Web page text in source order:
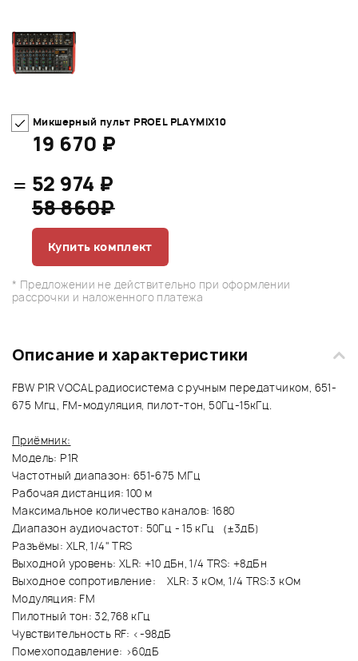
Микшерный пульт PROEL PLAYMIX10
19 670 ₽
= 52 974 ₽
58 860₽
Купить комплект
* Предложении не действительно при оформлении
рассрочки и наложенного платежа
Описание и характеристики
FBW P1R VOCAL радиосистема с ручным передатчиком, 651-
675 Мгц, FM-модуляция, пилот-тон, 50Гц-15кГц.
Приёмник:
Модель: P1R
Частотный диапазон: 651-675 МГц
Рабочая дистанция: 100 м
Максимальное количество каналов: 1680
Диапазон аудиочастот: 50Гц - 15 кГц （±3дБ)
Разъёмы: XLR, 1/4" TRS
Выходной уровень: XLR: +10 дБн, 1/4 TRS: +8дБн
Выходное сопротивление: XLR: 3 кОм, 1/4 TRS:3 кОм
Модуляция: FM
Пилотный тон: 32,768 кГц
Чувствительность RF: <-98дБ
Помехоподавление: >60дБ